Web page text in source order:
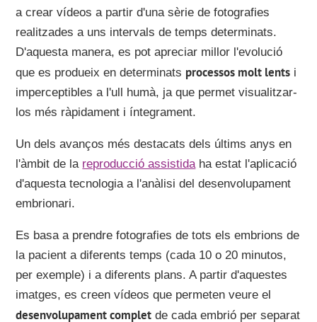
a crear vídeos a partir d'una sèrie de fotografies
realitzades a uns intervals de temps determinats.
D'aquesta manera, es pot apreciar millor l'evolució
que es produeix en determinats processos molt lents i
imperceptibles a l'ull humà, ja que permet visualitzar-
los més ràpidament i íntegrament.
Un dels avanços més destacats dels últims anys en
l'àmbit de la reproducció assistidaha estat l'aplicació
d'aquesta tecnologia a l'anàlisi del desenvolupament
embrionari.
Es basa a prendre fotografies de tots els embrions de
la pacient a diferents temps (cada 10 o 20 minutos,
per exemple) i a diferents plans. A partir d'aquestes
imatges, es creen vídeos que permeten veure el
desenvolupament complet de cada embrió per separat